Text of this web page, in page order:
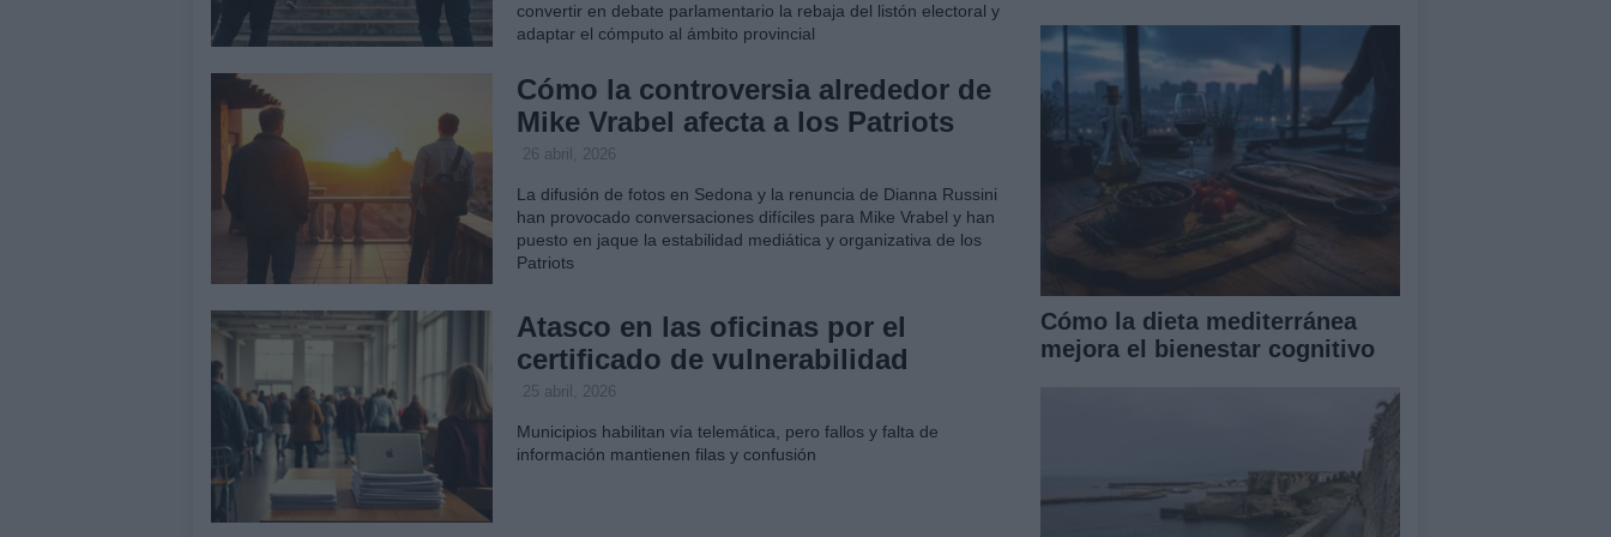
convertir en debate parlamentario la rebaja del listón electoral y
adaptar el cómputo al ámbito provincial
Cómo la controversia alrededor de
Mike Vrabel afecta a los Patriots
26 abril, 2026
La difusión de fotos en Sedona y la renuncia de Dianna Russini
han provocado conversaciones difíciles para Mike Vrabel y han
puesto en jaque la estabilidad mediática y organizativa de los
Patriots
Atasco en las oficinas por el
certificado de vulnerabilidad
25 abril, 2026
Municipios habilitan vía telemática, pero fallos y falta de
información mantienen filas y confusión
Cómo la dieta mediterránea
mejora el bienestar cognitivo